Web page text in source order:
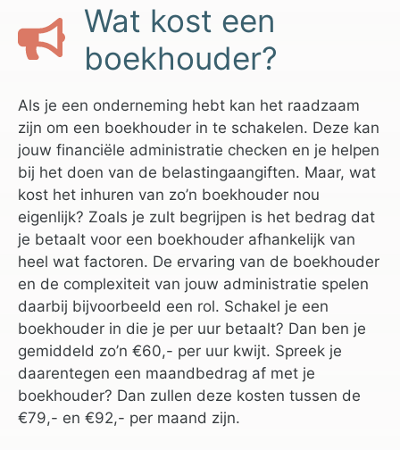
Wat kost een
boekhouder?
Als je een onderneming hebt kan het raadzaam
zijn om een boekhouder in te schakelen. Deze kan
jouw financiële administratie checken en je helpen
bij het doen van de belastingaangiften. Maar, wat
kost het inhuren van zo’n boekhouder nou
eigenlijk? Zoals je zult begrijpen is het bedrag dat
je betaalt voor een boekhouder afhankelijk van
heel wat factoren. De ervaring van de boekhouder
en de complexiteit van jouw administratie spelen
daarbij bijvoorbeeld een rol. Schakel je een
boekhouder in die je per uur betaalt? Dan ben je
gemiddeld zo’n €60,- per uur kwijt. Spreek je
daarentegen een maandbedrag af met je
boekhouder? Dan zullen deze kosten tussen de
€79,- en €92,- per maand zijn.